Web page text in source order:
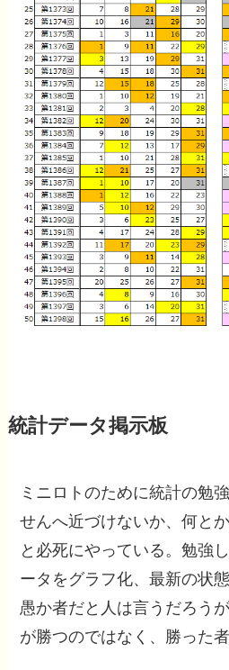
統計データ掲示板
ミニロトのために統計の勉
せんへ近づけないか、何と
と必死にやっている。勉強
ータをグラフ化、最新の状
愚か者だと人は言うだろう
が勝つのではなく、勝った